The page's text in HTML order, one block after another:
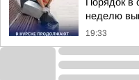
неделю
19:33